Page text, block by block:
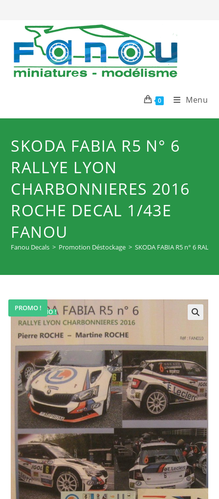
0 Menu
SKODA FABIA R5 N° 6
RALLYE LYON
CHARBONNIERES 2016
ROCHE DECAL 1/43E
FANOU
Fanou Decals > Promotion Déstockage > SKODA FABIA R5 n° 6
PROMO !
PROMO !